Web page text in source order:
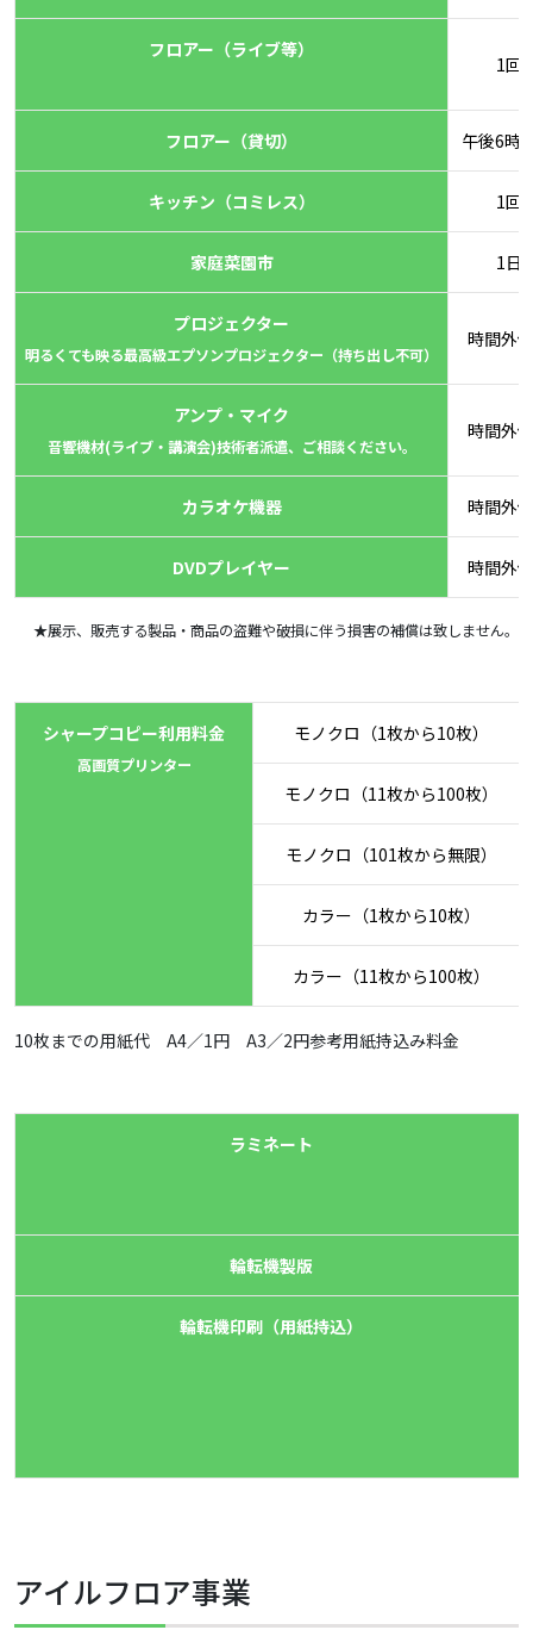
フロアー（ライブ等）
1回
フロアー（貸切） 午後6時
キッチン（コミレス） 1回
家庭菜園市 1日
プロジェクター
明るくても映る最高級エプソンプロジェクター（持ち出し不可）
時間外
アンプ・マイク
音響機材(ライブ・講演会)技術者派遣、ご相談ください。
時間外
カラオケ機器 時間外
DVDプレイヤー 時間外
★展示、販売する製品・商品の盗難や破損に伴う損害の補償は致しません。
シャープコピー利用料金
高画質プリンター
モノクロ（1枚から10枚）
モノクロ（11枚から100枚）
モノクロ（101枚から無限）
カラー（1枚から10枚）
カラー（11枚から100枚）
10枚までの用紙代 A4／1円 A3／2円参考用紙持込み料金
ラミネート
輪転機製版
輪転機印刷（用紙持込）
アイルフロア事業